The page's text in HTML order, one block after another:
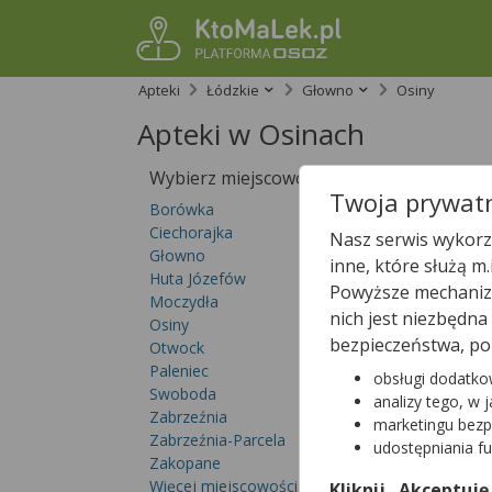
Apteki Łódzkie Głowno Osiny
Apteki w Osinach
Wybierz miejscowość
Borówka
Ciechorajka
Głowno
Huta Józefów
Moczydła
Osiny
Otwock
Paleniec
Swoboda
Zabrzeźnia
Zabrzeźnia-Parcela
Zakopane
Więcej miejscowości...
Twoja
Nasz serwis
inne, które służą
Powyższe
nich jest
bezpieczeństwa,
obsługi
analizy tego, w
marketingu
udostępniania